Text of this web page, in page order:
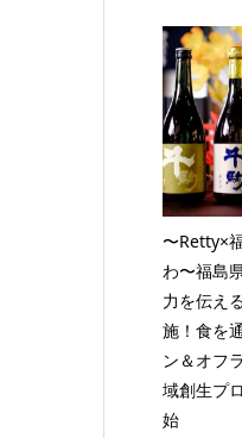
〜Retty×
わ〜福島
力を伝え
施！食を
ン＆オフ
域創生プ
始